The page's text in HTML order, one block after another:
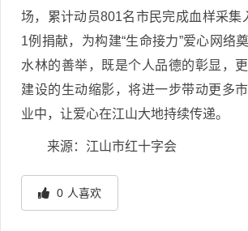
场，累计动员801名市民完成血样采集
1例捐献，为构建“生命接力”爱心网络
水林的善举，既是个人品德的彰显，
建设的生动缩影，将进一步带动更多
业中，让爱心在江山大地持续传递。
来源：江山市红十字会
0 人喜欢